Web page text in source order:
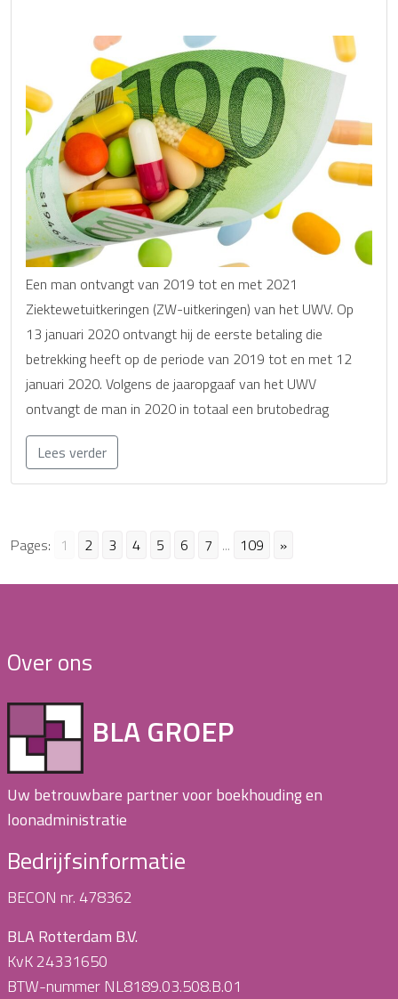
Een man ontvangt van 2019 tot en met 2021
Ziektewetuitkeringen (ZW-uitkeringen) van het UWV. Op
13 januari 2020 ontvangt hij de eerste betaling die
betrekking heeft op de periode van 2019 tot en met 12
januari 2020. Volgens de jaaropgaaf van het UWV
ontvangt de man in 2020 in totaal een brutobedrag
Lees verder
Pages: 1 2 3 4 5 6 7 ... 109 »
Over ons
BLA GROEP
Uw betrouwbare partner voor boekhouding en
loonadministratie
Bedrijfsinformatie
BECON nr. 478362
BLA Rotterdam B.V.
KvK 24331650
BTW-nummer NL8189.03.508.B.01